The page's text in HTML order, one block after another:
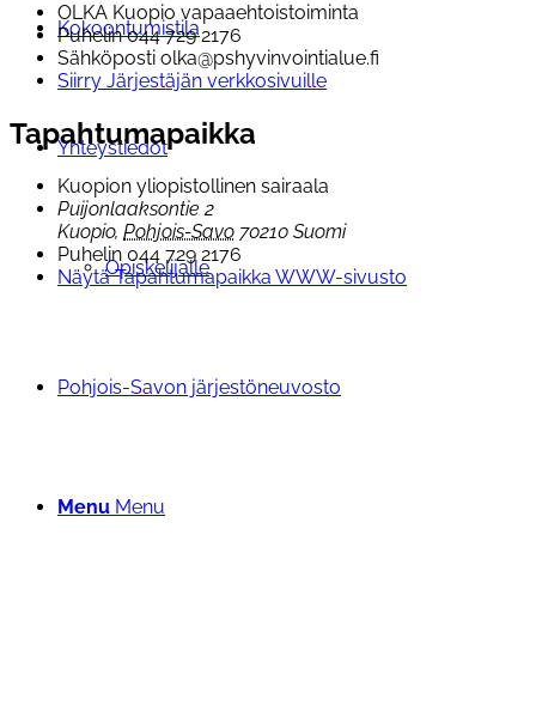
Kokoontumistila
Yhteystiedot
Opiskelijalle
Pohjois-Savon järjestöneuvosto
Menu Menu
OLKA Kuopio vapaaehtoistoiminta
Puhelin044 729 2176
Sähköposti olka@pshyvinvointialue.fi
Siirry Järjestäjän verkkosivuille
Tapahtumapaikka
Kuopion yliopistollinen sairaala
Puijonlaaksontie 2
Kuopio, Pohjois-Savo 70210 Suomi
Puhelin 044 729 2176
Näytä Tapahtumapaikka WWW-sivusto